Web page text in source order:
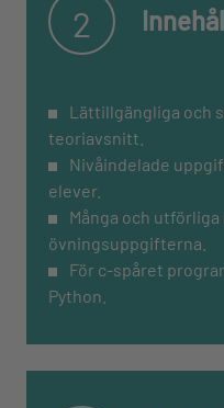
2
Lättillgängliga och
teoriavsnitt.
Nivåindelade
elever.
Många och
övningsuppgifterna.
För c-spåret
Python.